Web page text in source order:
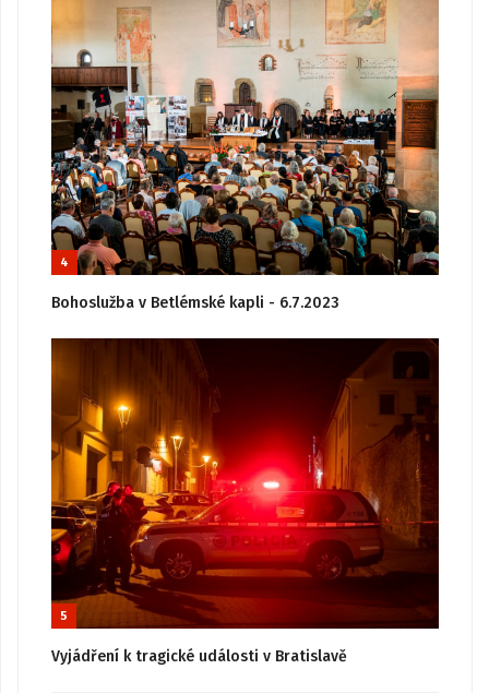
4
Bohoslužba v Betlémské kapli - 6.7.2023
5
Vyjádření k tragické události v Bratislavě